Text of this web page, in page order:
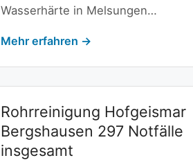
Wasserhärte in Melsungen…
Mehr erfahren →
Rohrreinigung Hofgeismar
Bergshausen 297 Notfälle
insgesamt